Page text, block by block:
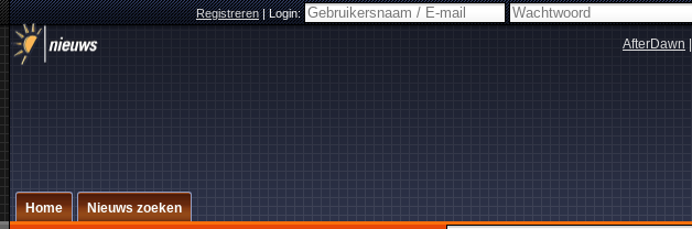
Registreren|Login:
AfterDawn
Home Nieuws zoeken